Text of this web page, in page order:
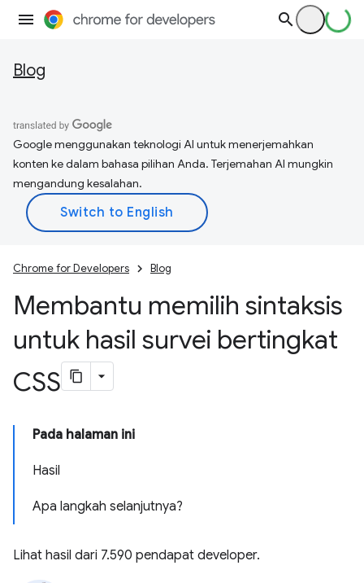
Blog
Google menggunakan teknologi AI untuk menerjemahkan
konten ke dalam bahasa pilihan Anda. Terjemahan AI mungkin
mengandung kesalahan.
Chrome for Developers Blog
Membantu memilih sintaksis
untuk hasil survei bertingkat
CSS
Pada halaman ini
Hasil
Apa langkah selanjutnya?
Lihat hasil dari 7.590 pendapat developer.